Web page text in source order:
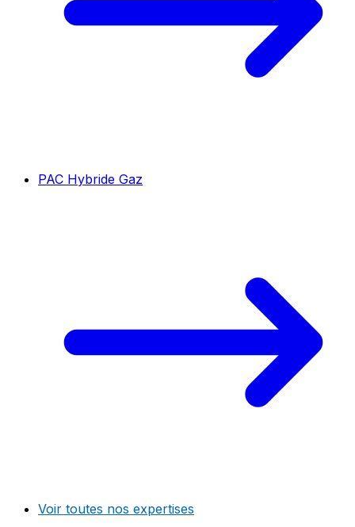
PAC Hybride Gaz
Voir toutes nos expertises